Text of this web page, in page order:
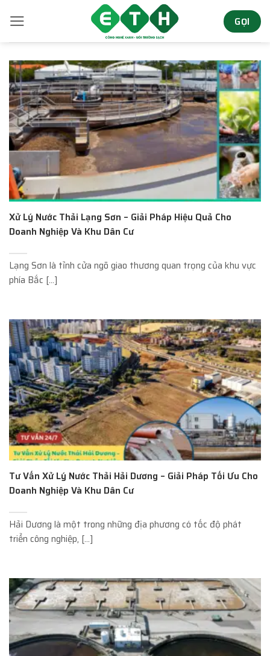
qua
nội
dung
GỌI
Xử Lý Nước Thải Lạng Sơn – Giải Pháp Hiệu Quả Cho
Doanh Nghiệp Và Khu Dân Cư
Lạng Sơn là tỉnh cửa ngõ giao thương quan trọng của khu vực
phía Bắc [...]
Tư Vấn Xử Lý Nước Thải Hải Dương – Giải Pháp Tối Ưu Cho
Doanh Nghiệp Và Khu Dân Cư
Hải Dương là một trong những địa phương có tốc độ phát
triển công nghiệp, [...]